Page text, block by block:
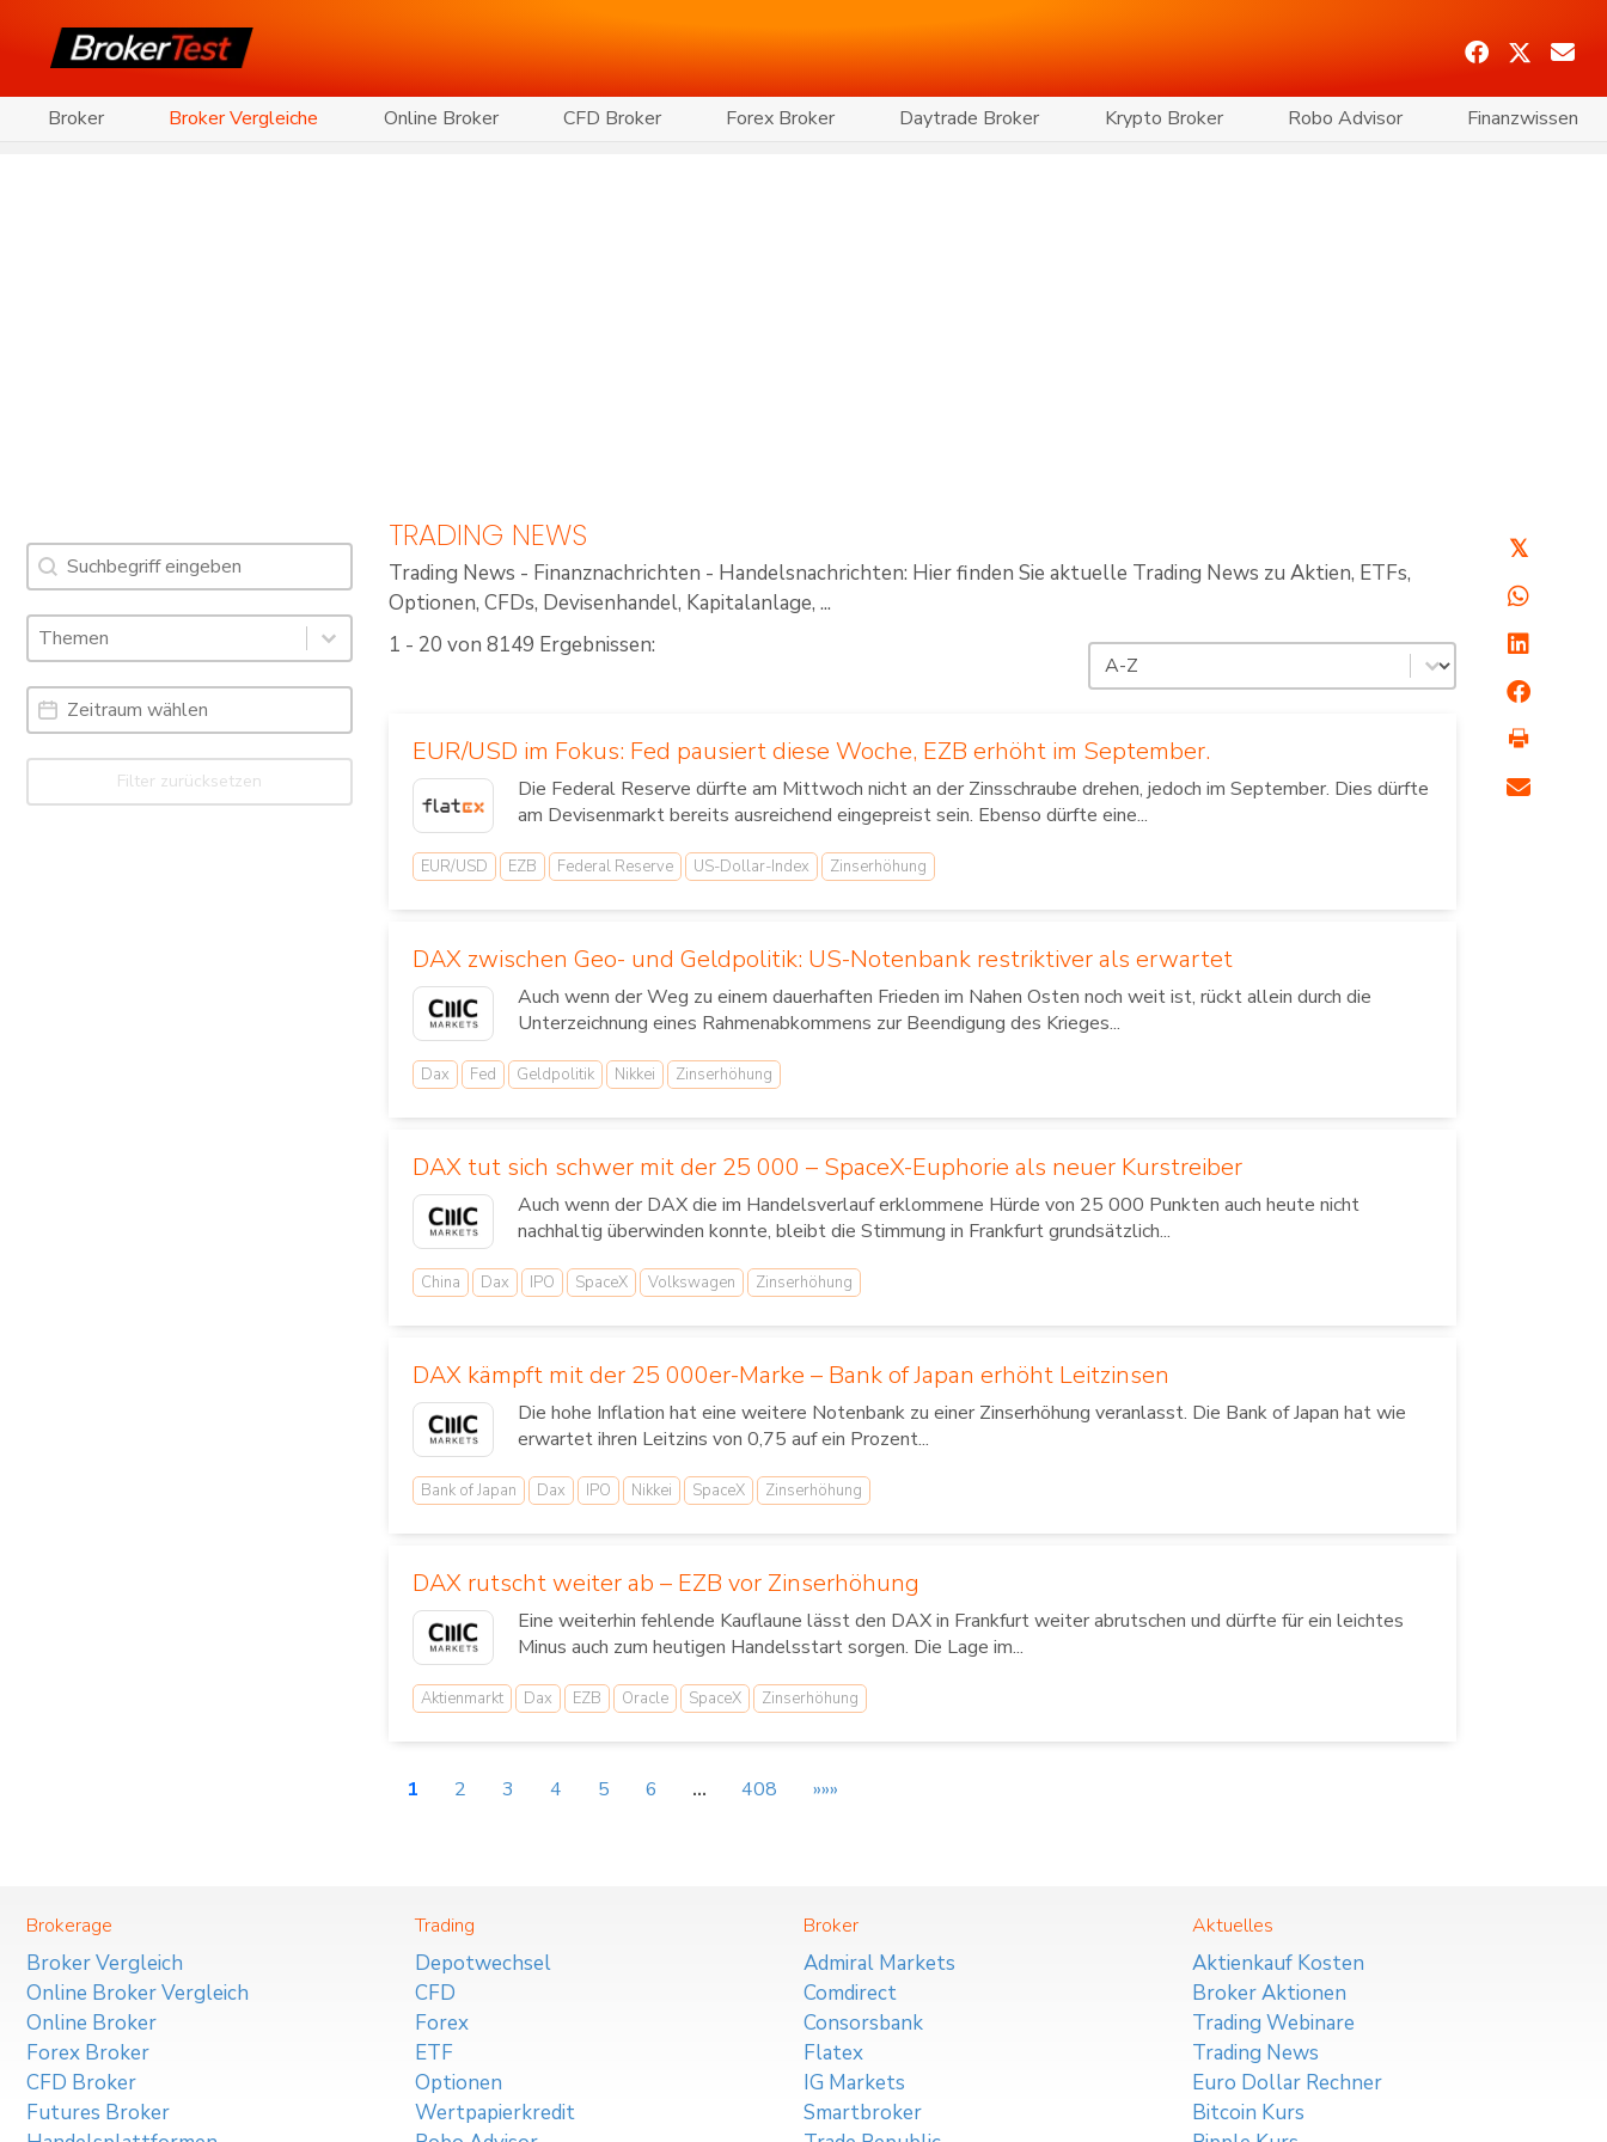
Broker Broker Vergleiche Online Broker CFD Broker Forex Broker Daytrade Broker Krypto Broker Robo Advisor Finanzwissen
Suche
Search content
Schlagworte: Trading News & Webinare
Select content
Select content
Date Range
Date
Filter zurücksetzen
TRADING NEWS
Trading News - Finanznachrichten - Handelsnachrichten: Hier finden Sie aktuelle Trading News zu Aktien, ETFs,
Optionen, CFDs, Devisenhandel, Kapitalanlage, ...
1 - 20 von 8149 Ergebnissen:
Sortierung
Sort content
EUR/USD im Fokus: Fed pausiert diese Woche, EZB erhöht im September.
Die Federal Reserve dürfte am Mittwoch nicht an der Zinsschraube drehen, jedoch im September. Dies dürfte
am Devisenmarkt bereits ausreichend eingepreist sein. Ebenso dürfte eine...
EUR/USD EZB Federal Reserve US-Dollar-Index Zinserhöhung
DAX zwischen Geo- und Geldpolitik: US-Notenbank restriktiver als erwartet
Auch wenn der Weg zu einem dauerhaften Frieden im Nahen Osten noch weit ist, rückt allein durch die
Unterzeichnung eines Rahmenabkommens zur Beendigung des Krieges...
Dax Fed Geldpolitik Nikkei Zinserhöhung
DAX tut sich schwer mit der 25 000 – SpaceX-Euphorie als neuer Kurstreiber
Auch wenn der DAX die im Handelsverlauf erklommene Hürde von 25 000 Punkten auch heute nicht
nachhaltig überwinden konnte, bleibt die Stimmung in Frankfurt grundsätzlich...
China Dax IPO SpaceX Volkswagen Zinserhöhung
DAX kämpft mit der 25 000er-Marke – Bank of Japan erhöht Leitzinsen
Die hohe Inflation hat eine weitere Notenbank zu einer Zinserhöhung veranlasst. Die Bank of Japan hat wie
erwartet ihren Leitzins von 0,75 auf ein Prozent...
Bank of Japan Dax IPO Nikkei SpaceX Zinserhöhung
DAX rutscht weiter ab – EZB vor Zinserhöhung
Eine weiterhin fehlende Kauflaune lässt den DAX in Frankfurt weiter abrutschen und dürfte für ein leichtes
Minus auch zum heutigen Handelsstart sorgen. Die Lage im...
Aktienmarkt Dax EZB Oracle SpaceX Zinserhöhung
1 2 3 4 5 6 … 408 »»»
𝕏
Brokerage
Broker Vergleich
Online Broker Vergleich
Online Broker
Forex Broker
CFD Broker
Futures Broker
Trading
Depotwechsel
CFD
Forex
ETF
Optionen
Wertpapierkredit
Broker
Admiral Markets
Comdirect
Consorsbank
Flatex
IG Markets
Smartbroker
Aktuelles
Aktienkauf Kosten
Broker Aktionen
Trading Webinare
Trading News
Euro Dollar Rechner
Bitcoin Kurs